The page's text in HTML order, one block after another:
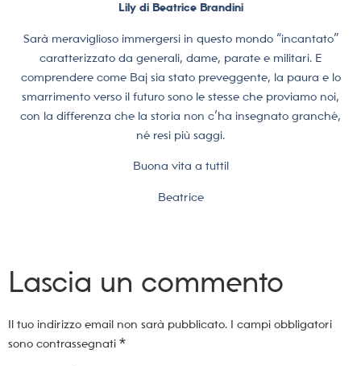
Lily di Beatrice Brandini
Sarà meraviglioso immergersi in questo mondo “incantato”
caratterizzato da generali, dame, parate e militari. E
comprendere come Baj sia stato preveggente, la paura e lo
smarrimento verso il futuro sono le stesse che proviamo noi,
con la differenza che la storia non c’ha insegnato granché,
né resi più saggi.
Buona vita a tutti!
Beatrice
Lascia un commento
Il tuo indirizzo email non sarà pubblicato. I campi obbligatori
sono contrassegnati *